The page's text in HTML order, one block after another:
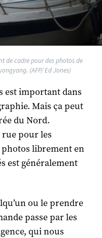
de cadre pour des photos de
(AFP/ Ed Jones)
est important dans
Mais ça peut
du Nord.
rue pour les
librement en
est généralement
ou le prendre
passe par les
qui nous